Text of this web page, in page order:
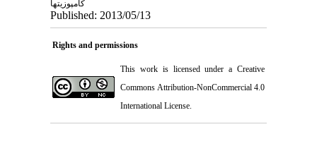
کامپوزیتها
Published: 2013/05/13
Rights and permissions
This work is licensed under a Creative
Commons Attribution-NonCommercial 4.0
International License.